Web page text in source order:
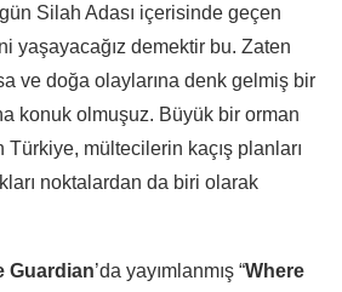
Silah Adası içerisinde geçen
yaşayacağız demektir bu. Zaten
ve doğa olaylarına denk gelmiş bir
konuk olmuşuz. Büyük bir orman
Türkiye, mültecilerin kaçış planları
noktalardan da biri olarak
Guardian’da yayımlanmış “Where